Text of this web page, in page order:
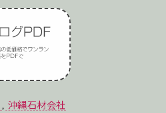
, 沖縄石材会社